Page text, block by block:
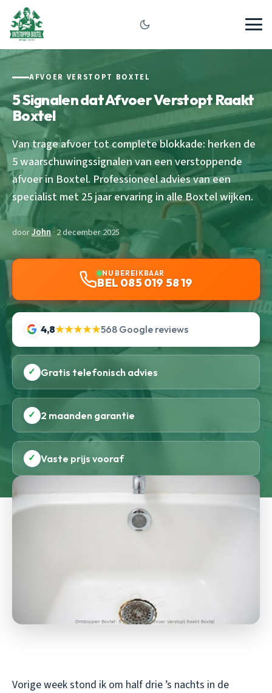
AFVOER VERSTOPT BOXTEL
5 Signalen dat Afvoer Verstopt Raakt
Boxtel
Van trage afvoer tot complete blokkade: herken de
5 waarschuwingssignalen van een verstoppende
afvoer in Boxtel. Professioneel advies van een
specialist met 25 jaar ervaring in alle Boxtel wijken.
doorJohn· 2 december 2025
NU BEREIKBAAR
BEL 085 019 58 19
4,8★★★★★568 Google reviews
✓ Gratis telefonisch advies
✓ 2 maanden garantie
✓ Vaste prijs vooraf
Vorige week stond ik om half drie ’s nachts in de